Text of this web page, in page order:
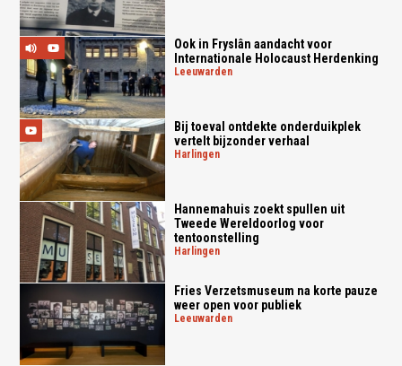
Ook in Fryslân aandacht voor
Internationale Holocaust Herdenking
leeuwarden
Bij toeval ontdekte onderduikplek
vertelt bijzonder verhaal
harlingen
Hannemahuis zoekt spullen uit
Tweede Wereldoorlog voor
tentoonstelling
harlingen
Fries Verzetsmuseum na korte pauze
weer open voor publiek
leeuwarden